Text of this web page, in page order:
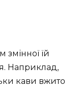
їй
Наприклад,
кави вжито